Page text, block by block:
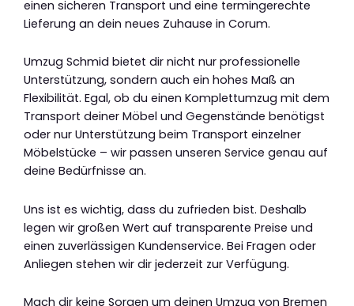
einen sicheren Transport und eine termingerechte
Lieferung an dein neues Zuhause in Corum.
Umzug Schmid bietet dir nicht nur professionelle
Unterstützung, sondern auch ein hohes Maß an
Flexibilität. Egal, ob du einen Komplettumzug mit dem
Transport deiner Möbel und Gegenstände benötigst
oder nur Unterstützung beim Transport einzelner
Möbelstücke – wir passen unseren Service genau auf
deine Bedürfnisse an.
Uns ist es wichtig, dass du zufrieden bist. Deshalb
legen wir großen Wert auf transparente Preise und
einen zuverlässigen Kundenservice. Bei Fragen oder
Anliegen stehen wir dir jederzeit zur Verfügung.
Mach dir keine Sorgen um deinen Umzug von Bremen